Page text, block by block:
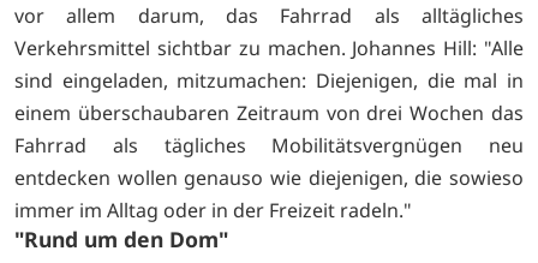
vor allem darum, das Fahrrad als alltägliches
Verkehrsmittel sichtbar zu machen. Johannes Hill: "Alle
sind eingeladen, mitzumachen: Diejenigen, die mal in
einem überschaubaren Zeitraum von drei Wochen das
Fahrrad als tägliches Mobilitätsvergnügen neu
entdecken wollen genauso wie diejenigen, die sowieso
immer im Alltag oder in der Freizeit radeln."
"Rund um den Dom"